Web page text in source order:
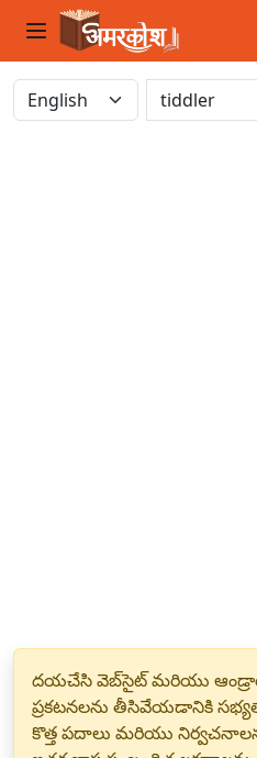
దయచేసి వెబ్‌సైట్ మరియు
ప్రకటనలను తీసివేయడానికి
కొత్త పదాలు మరియు